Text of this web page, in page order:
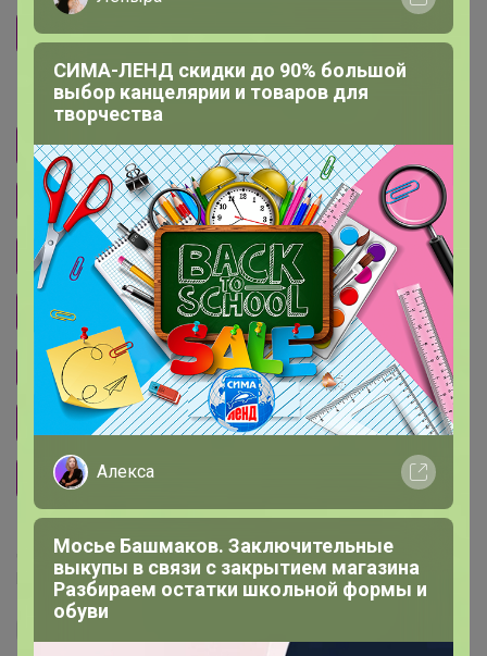
S M L XL 2XL 3XL 4XL
Цвет
Абрикос Белый Зеленый
Каменная зола Кресент грей Ледяной синий
Персиково-розовый Розово-красный
Светло-серый Светло-фиолетовый
Серо-голубой Сиреневый ясень
Слоновая кость Темно-зеленый
Темно-красный
Делая заказ, Вы подтверждаете что ознакомлены с
регламентом выкупаи соглашаетесь сдоговором оферты
СИМА-ЛЕНД скидки до 90% большой
выбор канцелярии и товаров для
творчества
Алекса
Мосье Башмаков. Заключительные
выкупы в связи с закрытием магазина
Разбираем остатки школьной формы и
обуви